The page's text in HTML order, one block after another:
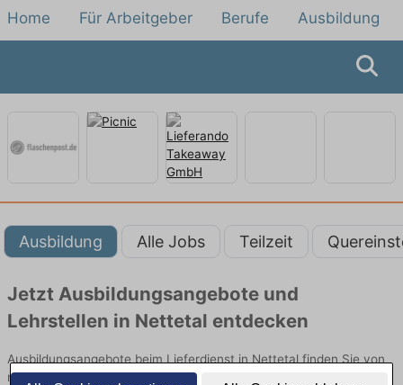
Home Für Arbeitgeber Berufe Ausbildung
Ausbildung Alle Jobs Teilzeit
Jetzt Ausbildungsangebote und
Lehrstellen in Nettetal entdecken
Ausbildungsangebote beim Lieferdienst in Nettetal finden Sie von
namhaften Firmen. Entdecken Sie freie Optionen von Top-